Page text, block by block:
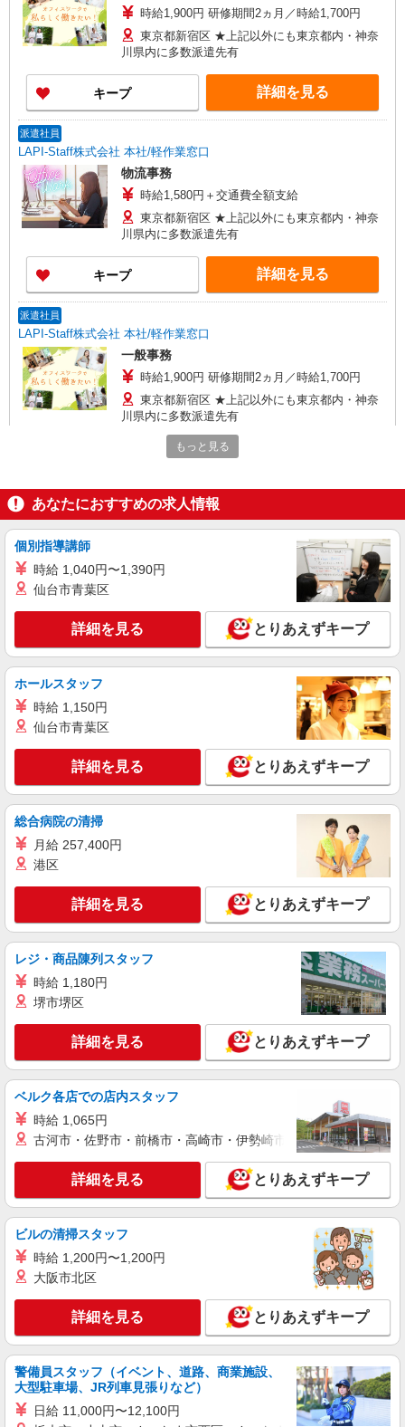
時給1,900円 研修期間2ヵ月／時給1,700円
東京都新宿区 ★上記以外にも東京都内・神奈
川県内に多数派遣先有
キープ 詳細を見る
派遣社員
LAPI-Staff株式会社 本社/軽作業窓口
物流事務
時給1,580円＋交通費全額支給
東京都新宿区 ★上記以外にも東京都内・神奈
川県内に多数派遣先有
キープ 詳細を見る
派遣社員
LAPI-Staff株式会社 本社/軽作業窓口
一般事務
時給1,900円 研修期間2ヵ月／時給1,700円
東京都新宿区 ★上記以外にも東京都内・神奈
川県内に多数派遣先有
派遣社員
LAPI-Staff株式会社 本社/軽作業窓口
時給1,900円 研修期間2ヵ月／時給1,700円
東京都新宿区 ★上記以外にも東京都内・神奈
キープ 詳細を見る
派遣社員
LAPI-Staff株式会社 本社/軽作業窓口
時給1,900円 研修期間2ヵ月／時給1,700円
東京都新宿区 ★上記以外にも東京都内・神奈
川県内に多数派遣先有
キープ 詳細を見る
正社員 職業紹介
総合保険代理店・業務管理課の一般事務
月給：257,000円 〜284,000円 予定年収：
3,850,000円 〜 4,260,000円 （賃金内訳） 基本
給 ：232,000円 〜 259,000円 職位手当：10,000
円 ライフプラン手当：10,000円 リモートワーク手
当： 5,000円 賃金締日・支給日：月末締め／当月
25日支給（一部手当は翌月支給） 昇給：あり（年
1回） 賞与：あり（年2回）前年度実績3.2か月分
東京都新宿区西新宿２－４－１ 新宿ＮＳビル
詳細を見る
アルバイト パート 職業紹介
株式会社フルキャスト東京支社/EA0401G-AS
仕分け・シール貼りなどの簡単軽作業
時給1600円〜1800円（22:00〜翌5:00の深夜手
当で時給UP） ※給与幅は経験・能力による
東京都新宿区
キープ 詳細を見る
アルバイト パート 職業紹介
株式会社フルキャスト東京支社/EA0401G-AAK
カンタン軽作業スタッフ（仕分け・シール貼り
など）
時給1600円〜1800円（22:00〜翌5:00の深夜手
当で時給UP） ※給与幅は経験・能力による
東京都新宿区
詳細を見る
もっと見る
あなたにおすすめの求人情報
個別指導講師
時給 1,040円〜1,390円
仙台市青葉区
詳細を見る とりあえずキープ
ホールスタッフ
時給 1,150円
仙台市青葉区
詳細を見る とりあえずキープ
総合病院の清掃
月給 257,400円
港区
詳細を見る とりあえずキープ
レジ・商品陳列スタッフ
時給 1,180円
堺市堺区
詳細を見る とりあえずキープ
ベルク各店での店内スタッフ
時給 1,065円
古河市・佐野市・前橋市・高崎市・伊勢崎市・太田市・館林市
詳細を見る とりあえずキープ
ビルの清掃スタッフ
時給 1,200円〜1,200円
大阪市北区
詳細を見る とりあえずキープ
警備員スタッフ（イベント、道路、商業施設、
大型駐車場、JR列車見張りなど）
日給 11,000円〜12,100円